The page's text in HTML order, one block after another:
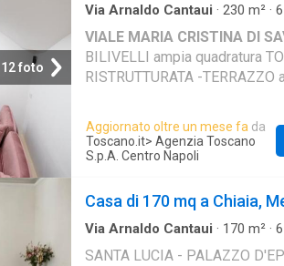
12 foto
Via Arnaldo Cantaui · 230 m² · 6
VIALE MARIA CRISTINA DI
BILIVELLI ampia quadratura
RISTRUTTURATA -
Aggiornato oltre un mese fa da
Toscano.it> Agenzia Toscano
S.p.A. Centro Napoli
Casa di 170 mq a Chiaia,
Via Arnaldo Cantaui · 170 m² · 6
SANTA LUCIA - PALAZZO